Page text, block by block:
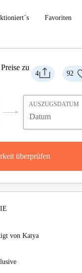
Favoriten
4 92
zu
AUSZUGSDATUM
überprüfen
von Katya
wir sicher, dass du genau das